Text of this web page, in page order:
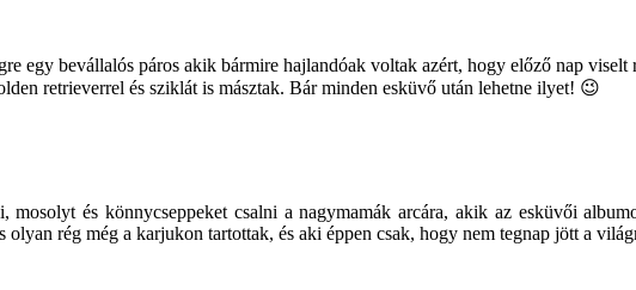
egy bevállalós páros akik bármire hajlandóak voltak azért, hogy előző nap
retrieverrel és sziklát is másztak. Bár minden esküvő után lehetne ilyet! 😉
és könnycseppeket csalni a nagymamák arcára, akik az esküvői
rég még a karjukon tartottak, és aki éppen csak, hogy nem tegnap jött a